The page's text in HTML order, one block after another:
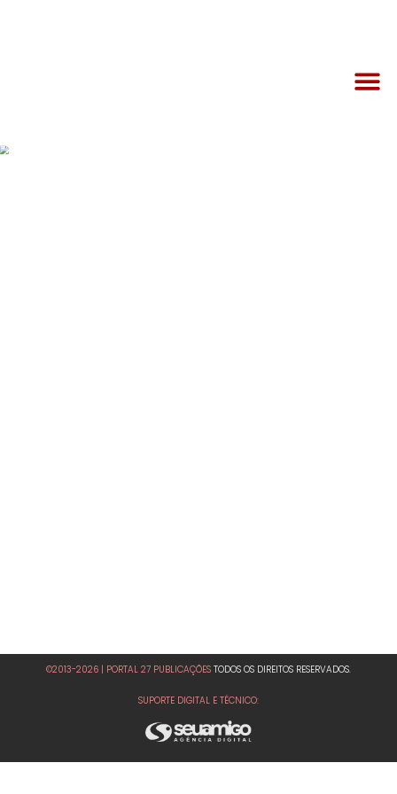
©2013-2026 | PORTAL 27 PUBLICAÇÕES TODOS OS DIREITOS RESERVADOS.
SUPORTE DIGITAL E TÉCNICO: